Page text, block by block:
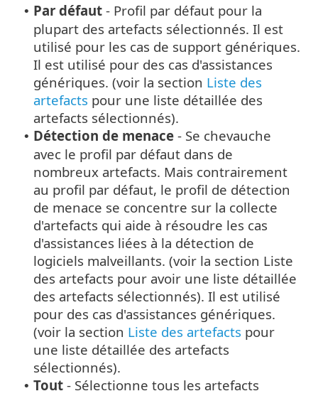
• Par défaut - Profil par défaut pour la
plupart des artefacts sélectionnés. Il est
utilisé pour les cas de support génériques.
Il est utilisé pour des cas d'assistances
génériques. (voir la section Liste des
artefacts pour une liste détaillée des
artefacts sélectionnés).
• Détection de menace - Se chevauche
avec le profil par défaut dans de
nombreux artefacts. Mais contrairement
au profil par défaut, le profil de détection
de menace se concentre sur la collecte
d'artefacts qui aide à résoudre les cas
d'assistances liées à la détection de
logiciels malveillants. (voir la section Liste
des artefacts pour avoir une liste détaillée
des artefacts sélectionnés). Il est utilisé
pour des cas d'assistances génériques.
(voir la section Liste des artefacts pour
une liste détaillée des artefacts
sélectionnés).
• Tout - Sélectionne tous les artefacts